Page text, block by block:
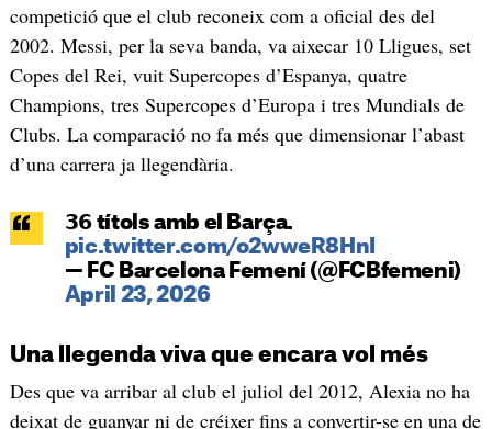
competició que el club reconeix com a oficial des del
2002. Messi, per la seva banda, va aixecar 10 Lligues, set
Copes del Rei, vuit Supercopes d’Espanya, quatre
Champions, tres Supercopes d’Europa i tres Mundials de
Clubs. La comparació no fa més que dimensionar l’abast
d’una carrera ja llegendària.
𝟯𝟲 títols amb el Barça.
pic.twitter.com/o2wweR8HnI
— FC Barcelona Femení (@FCBfemeni)
April 23, 2026
Una llegenda viva que encara vol més
Des que va arribar al club el juliol del 2012, Alexia no ha
deixat de guanyar ni de créixer fins a convertir-se en una de